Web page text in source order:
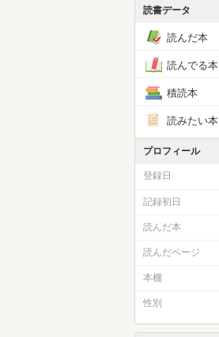
読書データ
読んだ本
読んでる本
積読本
読みたい本
プロフィール
登録日
記録初日
読んだ本
読んだページ
本棚
性別